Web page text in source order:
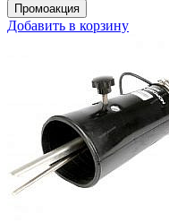
Добавить в корзину